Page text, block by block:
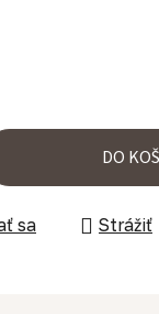
DO
sa
Strážiť